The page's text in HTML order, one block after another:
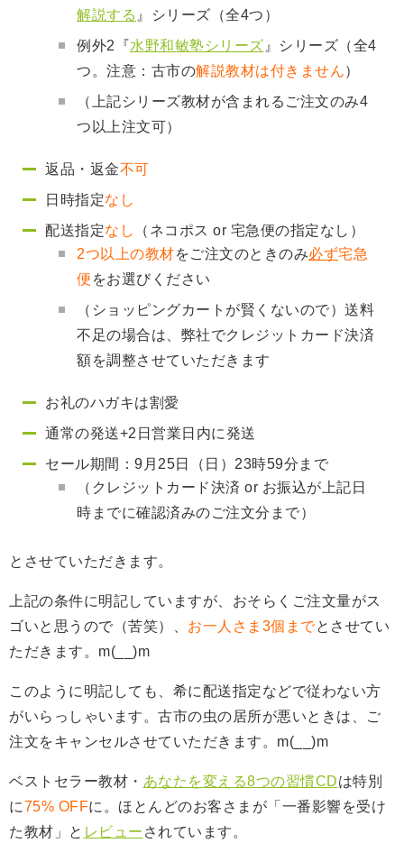
解説する 』シリーズ（全4つ）
例外2『水野和敏塾シリーズ 』シリーズ（全4
つ。注意：古市の解説教材は付きません）
（上記シリーズ教材が含まれるご注文のみ4
つ以上注文可）
返品・返金不可
日時指定なし
配送指定なし
（ネコポス or 宅急便の指定なし）
2つ以上の教材をご注文のときのみ必ず宅急
便 をお選びください
（ショッピングカートが賢くないので）送料
不足の場合は、弊社でクレジットカード決済
額を調整させていただきます
お礼のハガキは割愛
通常の発送+2日営業日内に発送
セール期間：9月25日（日）23時59分まで
（クレジットカード決済 or お振込が上記日
時までに確認済みのご注文分まで）
とさせていただきます。
上記の条件に明記していますが、おそらくご注文量がス
ゴいと思うので（苦笑）、 お一人さま3個までとさせてい
ただきます。m(__ )m
このように明記しても、希に配送指定などで従わない方
がいらっしゃいます。古市の虫の居所が悪いときは、ご
注文をキャンセルさせていただきます。m(__)m
ベストセラー教材・ あなたを変える8つの習慣CDは特別
に75% OFFに。ほとんどのお客さまが「一番影響を受け
た教材」と レビュー されています。